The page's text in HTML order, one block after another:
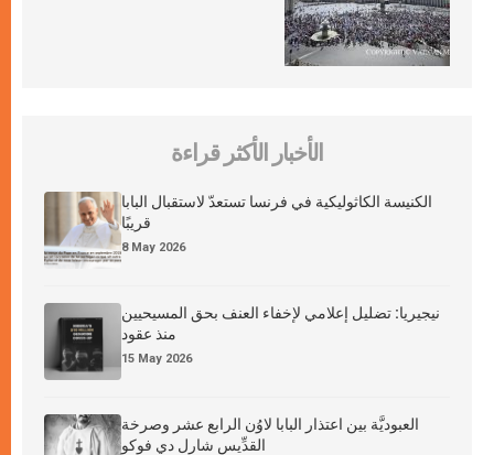
الأخبار الأكثر قراءة
الكنيسة الكاثوليكية في فرنسا تستعدّ لاستقبال البابا
قريبًا
8 May 2026
نيجيريا: تضليل إعلامي لإخفاء العنف بحق المسيحيين
منذ عقود
15 May 2026
العبوديَّة بين اعتذار البابا لاوُن الرابع عشر وصرخة
القدِّيس شارل دي فوكو